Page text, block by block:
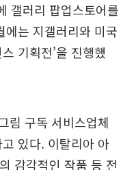
갤러리 팝업스토어를
는 지갤러리와 미국
기획전’을 진행했
림 구독 서비스업체
있다. 이탈리아 아
감각적인 작품 등 전